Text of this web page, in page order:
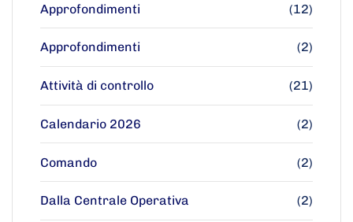
Approfondimenti (12)
Approfondimenti (2)
Attività di controllo (21)
Calendario 2026 (2)
Comando (2)
Dalla Centrale Operativa (2)